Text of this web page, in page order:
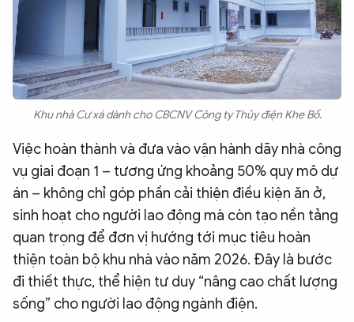
Khu nhà Cư xá dành cho CBCNV Công ty Thủy điện Khe Bố.
Việc hoàn thành và đưa vào vận hành dãy nhà công
vụ giai đoạn 1 – tương ứng khoảng 50% quy mô dự
án – không chỉ góp phần cải thiện điều kiện ăn ở,
sinh hoạt cho người lao động mà còn tạo nền tảng
quan trọng để đơn vị hướng tới mục tiêu hoàn
thiện toàn bộ khu nhà vào năm 2026. Đây là bước
đi thiết thực, thể hiện tư duy “nâng cao chất lượng
sống” cho người lao động ngành điện.